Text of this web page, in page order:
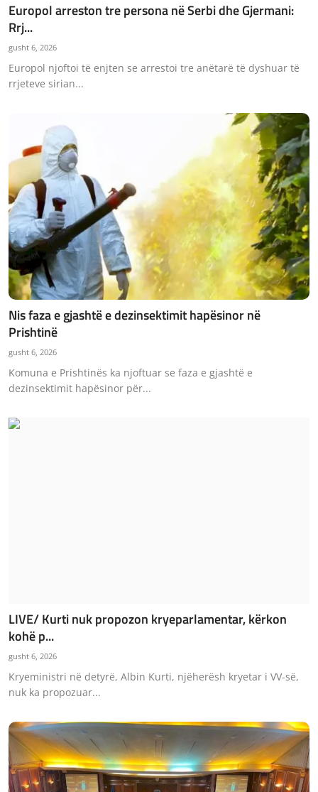
Europol arreston tre persona në Serbi dhe Gjermani:
Rrj...
gusht 6, 2026
Europol njoftoi të enjten se arrestoi tre anëtarë të dyshuar të
rrjeteve sirian...
Nis faza e gjashtë e dezinsektimit hapësinor në
Prishtinë
gusht 6, 2026
Komuna e Prishtinës ka njoftuar se faza e gjashtë e
dezinsektimit hapësinor për...
LIVE/ Kurti nuk propozon kryeparlamentar, kërkon
kohë p...
gusht 6, 2026
Kryeministri në detyrë, Albin Kurti, njëherësh kryetar i VV-së,
nuk ka propozuar...